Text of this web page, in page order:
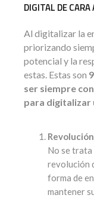
DIGITAL DE
Al digitalizar la
priorizando
potencial y la
estas. Estas son
ser siempre
para digitalizar
Revolución
No se trata
revolución
forma de
mantener